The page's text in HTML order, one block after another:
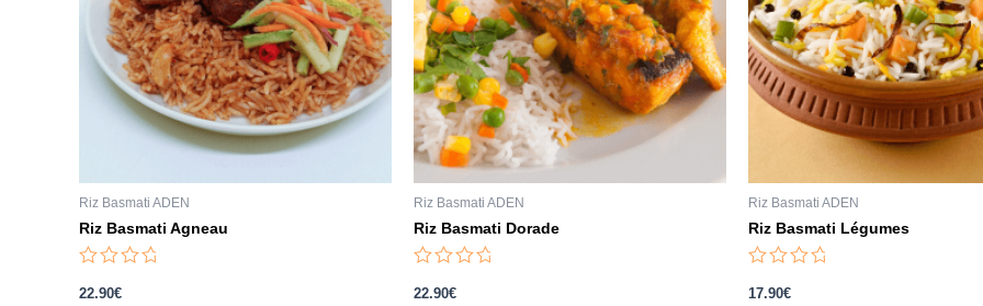
Riz Basmati ADEN
Riz Basmati Agneau
0
sur
22.90€
Riz Basmati ADEN
Riz Basmati Dorade
0
sur
22.90€
Riz Basmati ADEN
Riz Basmati Légumes
0
sur
17.90€